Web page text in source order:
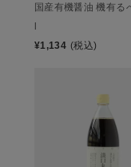
国産有機醤油 機有る
l
¥1,134 (税込)